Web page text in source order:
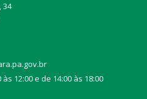
34
12:00 e de 14:00 às 18:00